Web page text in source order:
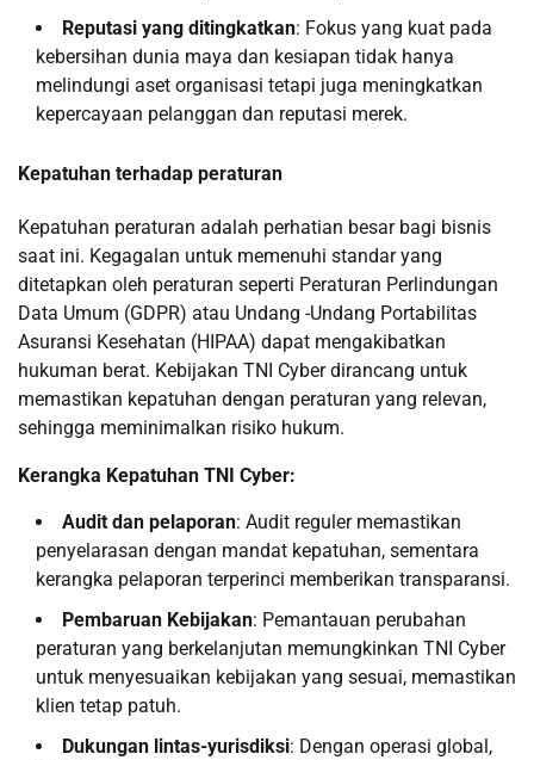
Reputasi yang ditingkatkan: Fokus yang kuat pada
kebersihan dunia maya dan kesiapan tidak hanya
melindungi aset organisasi tetapi juga meningkatkan
kepercayaan pelanggan dan reputasi merek.
Kepatuhan terhadap peraturan
Kepatuhan peraturan adalah perhatian besar bagi bisnis
saat ini. Kegagalan untuk memenuhi standar yang
ditetapkan oleh peraturan seperti Peraturan Perlindungan
Data Umum (GDPR) atau Undang -Undang Portabilitas
Asuransi Kesehatan (HIPAA) dapat mengakibatkan
hukuman berat. Kebijakan TNI Cyber ​​dirancang untuk
memastikan kepatuhan dengan peraturan yang relevan,
sehingga meminimalkan risiko hukum.
Kerangka Kepatuhan TNI Cyber:
Audit dan pelaporan: Audit reguler memastikan
penyelarasan dengan mandat kepatuhan, sementara
kerangka pelaporan terperinci memberikan transparansi.
Pembaruan Kebijakan: Pemantauan perubahan
peraturan yang berkelanjutan memungkinkan TNI Cyber ​​
untuk menyesuaikan kebijakan yang sesuai, memastikan
klien tetap patuh.
Dukungan lintas-yurisdiksi: Dengan operasi global,